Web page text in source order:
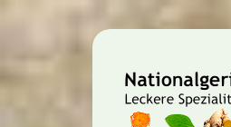
Hauptnavigation